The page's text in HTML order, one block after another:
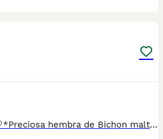
Laura 677983742 - 613283995 🤍*Preciosa hembra de Bichon maltes toy de linea coreana *🤍 ¿Buscas un nuevo compañero para tu hogar? ❤️ Tenemos preciosos cachorros listos para encontrar una familia responsable. ✅ Vacunados ✅ Desparasitados ✅ Cartilla sanitaria ✅ Garantías incluidas ✅ Máxima atención y cuidado Se hacen envíos a toda España: Andalucía: Almería, Cádiz, Córdoba, Granada, Huelva, Jaén, Málaga, Sevilla.Aragón: Huesca, Teruel, Zaragoza.Asturias: Oviedo.Baleares: Palma.Canarias: Las Palmas de Gran Canaria, Santa Cruz de Tenerife.Cantabria: Santander.Castilla-La Mancha: Albacete, Ciudad Real, Cuenca, Guadalajara, Toledo.Castilla y León: Ávila, Burgos, León, Palencia, Salamanca, Segovia, Soria, Valladolid, Zamora.Cataluña: Barcelona, Gerona (Girona), Lérida (Lleida), Tarragona.Comunidad Valenciana: Alicante, Castellón de la Plana, Valencia.Extremadura: Badajoz, Cáceres.Galicia: La Coruña (A Coruña), Lugo, Orense (Ourense), Pontevedra.La Rioja: Logroño.Madrid: Madrid.Murcia: Murcia.Navarra: Pamplona.País Vasco: Bilbao (Vizcaya), San Sebastián (Guipúzcoa), Vitoria (Álava). 🐾 Cachorros sanos, sociables y criados con mucho cariño. 📲 ¡Pregunta sin compromiso por disponibilidad, fotos y precios por mensaje privado!